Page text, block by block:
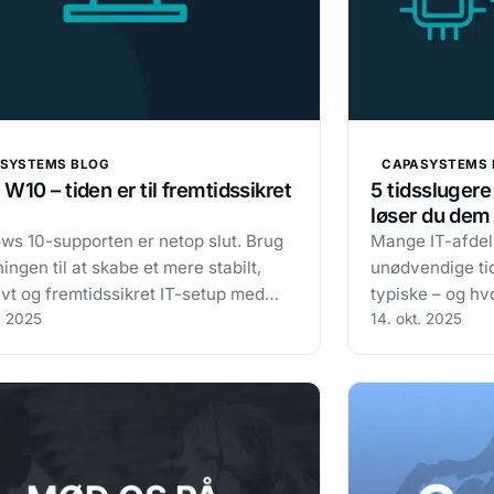
BLOG
W10 – tiden er til fremtidssikret
10-supporten er netop slut. Brug
til at skabe et mere stabilt,
og fremtidssikret IT-setup med
Microsofts support til
2025
CAPASYSTEMS
5
løser du dem
Mange IT-
unødvendige
typiske – og
de rette
ustabil drift.
14. okt. 2025